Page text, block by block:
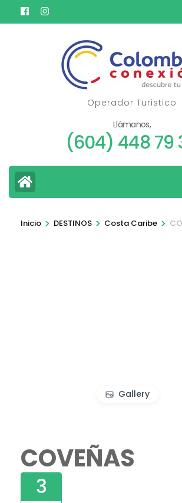
Saltar
al
Operador Turistico
Llámanos,
(604) 448 79
Inicio > DESTINOS > Costa Caribe >
Gallery
COVEÑAS
3